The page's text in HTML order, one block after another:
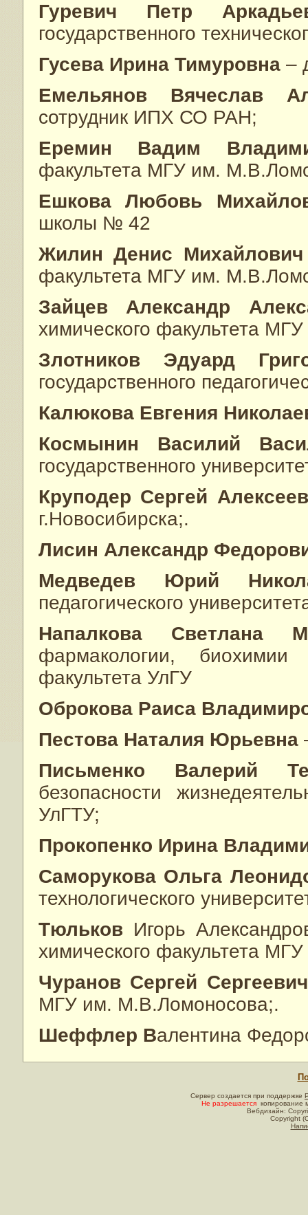
Гуревич Петр
государственного
Гусева Ирина Тимуровна–
Емельянов Вячеслав
сотрудник ИПХ СО РАН;
Еремин Вадим
факультета МГУ им.
Ешкова Любовь
школы № 42
Жилин Денис Михайлович
факультета МГУ им.
Зайцев Александр
химического факультета
Злотников Эдуард
государственного
Калюкова Евгения
Космынин Василий
государственного
Круподер Сергей
г.Новосибирска;.
Лисин Александр
Медведев Юрий
педагогического
Напалкова Светлана
фармакологии,
факультета УлГУ
Оброкова Раиса
Пестова Наталия Юрьевна
Письменко Валерий
безопасности
УлГТУ;
Прокопенко Ирина
Саморукова Ольга
технологического
Тюльков Игорь
химического факультета
Чуранов Сергей
МГУ им. М.В.Ломоносова;.
Шеффлер Валентина
Сервер создается при поддержке
Не разрешается копирование
Вебдизайн:
Copyright